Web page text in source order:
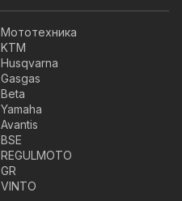
Мототехника
KTM
Husqvarna
Gasgas
Beta
Yamaha
Avantis
BSE
REGULMOTO
GR
VINTO